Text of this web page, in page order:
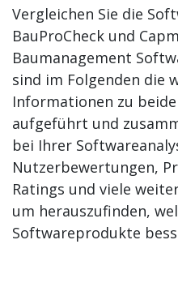
Vergleichen Sie die
BauProCheck und
Baumanagement
sind im Folgenden die
Informationen zu
aufgeführt und
bei Ihrer
Nutzerbewertungen,
Ratings und viele
um herauszufinden,
Softwareprodukte